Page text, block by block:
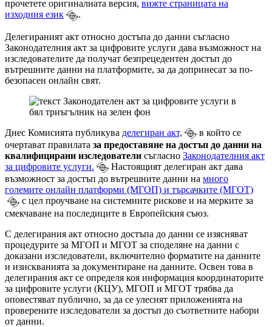
прочетете оригиналната версия, вижте страницата на
изходния език
.
Делегираният акт относно достъпа до данни съгласно
Законодателния акт за цифровите услуги дава възможност на
изследователите да получат безпрецедентен достъп до
вътрешните данни на платформите, за да допринесат за по-
безопасен онлайн свят.
Днес Комисията публикува делегиран акт,
в който се
очертават правилата за предоставяне на достъп до данни на
квалифицирани изследователи съгласно Законодателния акт
за цифровите услуги.
Настоящият делегиран акт дава
възможност за достъп до вътрешните данни на много
големите онлайн платформи (МГОП) и търсачките (МГОТ)
с цел проучване на системните рискове и на мерките за
смекчаване на последиците в Европейския съюз.
С делегирания акт относно достъпа до данни се изясняват
процедурите за МГОП и МГОТ за споделяне на данни с
доказани изследователи, включително форматите на данните
и изискванията за документиране на данните. Освен това в
делегирания акт се определя коя информация координаторите
за цифровите услуги (КЦУ), МГОП и МГОТ трябва да
оповестяват публично, за да се улеснят приложенията на
проверените изследователи за достъп до съответните набори
от данни.